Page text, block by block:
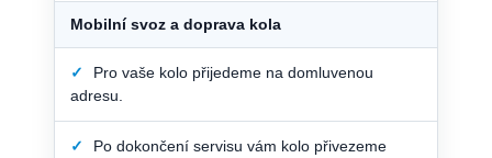
Mobilní svoz a doprava kola
✓
Pro vaše kolo přijedeme na domluvenou
adresu.
✓
Po dokončení servisu vám kolo přivezeme